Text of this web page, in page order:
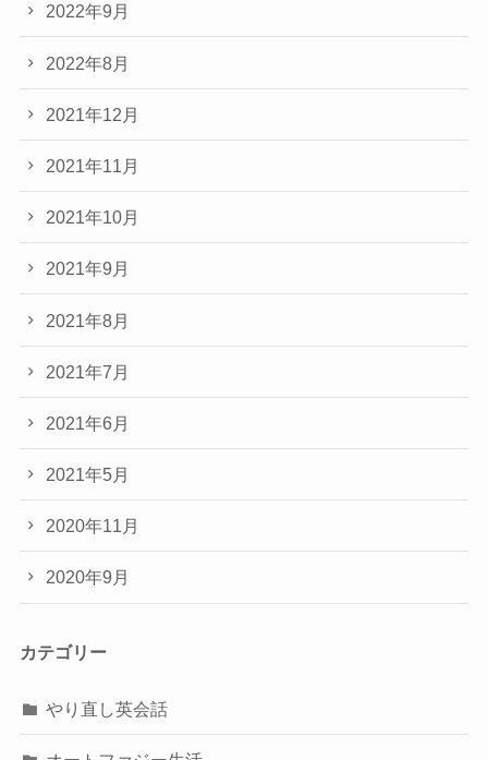
2022年9月
2022年8月
2021年12月
2021年11月
2021年10月
2021年9月
2021年8月
2021年7月
2021年6月
2021年5月
2020年11月
2020年9月
カテゴリー
やり直し英会話